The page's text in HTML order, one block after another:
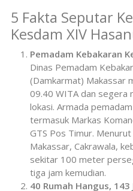
5 Fakta Seputar
Kesdam XIV
Pemadam Kebakaran
Dinas Pemadam
(Damkarmat) Makassar
09.40 WITA dan segera
lokasi. Armada
termasuk Markas
GTS Pos Timur.
Makassar, Cakrawala,
sekitar 100 meter
tiga jam kemudian.
40 Rumah Hangus,